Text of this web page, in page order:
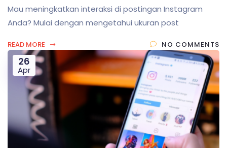
Mau meningkatkan interaksi di postingan Instagram
Anda? Mulai dengan mengetahui ukuran post
READ MORE NO COMMENTS
26
Apr